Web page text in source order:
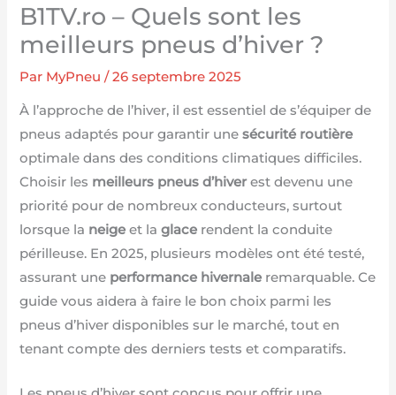
B1TV.ro – Quels sont les
meilleurs pneus d’hiver ?
Par MyPneu/26 septembre 2025
À l’approche de l’hiver, il est essentiel de s’équiper de
pneus adaptés pour garantir unesécurité routière
optimale dans des conditions climatiques difficiles.
Choisir les meilleurs pneus d’hiverest devenu une
priorité pour de nombreux conducteurs, surtout
lorsque la neige et laglace rendent la conduite
périlleuse. En 2025, plusieurs modèles ont été testé,
assurant une performance hivernale remarquable. Ce
guide vous aidera à faire le bon choix parmi les
pneus d’hiver disponibles sur le marché, tout en
tenant compte des derniers tests et comparatifs.